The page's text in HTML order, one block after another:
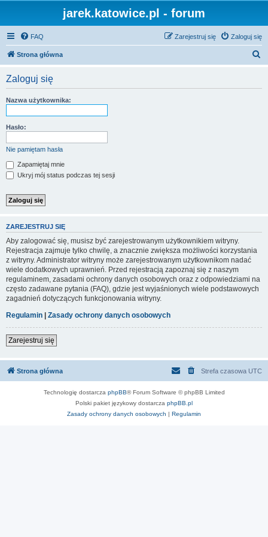
jarek.katowice.pl - forum
FAQ Zaloguj się
Zarejestruj się
Strona główna
Zaloguj się
Nazwa użytkownika:
Hasło:
Nie pamiętam hasła
Zapamiętaj mnie
Ukryj mój status podczas tej sesji
ZAREJESTRUJ SIĘ
Aby zalogować się, musisz być zarejestrowanym użytkownikiem witryny.
Rejestracja zajmuje tylko chwilę, a znacznie zwiększa możliwości korzystania
z witryny. Administrator witryny może zarejestrowanym użytkownikom nadać
wiele dodatkowych uprawnień. Przed rejestracją zapoznaj się z naszym
regulaminem, zasadami ochrony danych osobowych oraz z odpowiedziami na
często zadawane pytania (FAQ), gdzie jest wyjaśnionych wiele podstawowych
zagadnień dotyczących funkcjonowania witryny.
Regulamin | Zasady ochrony danych osobowych
Zarejestruj się
Strona główna Strefa czasowa UTC
Technologię dostarcza phpBB® Forum Software © phpBB Limited
Polski pakiet językowy dostarcza phpBB.pl
Zasady ochrony danych osobowych | Regulamin